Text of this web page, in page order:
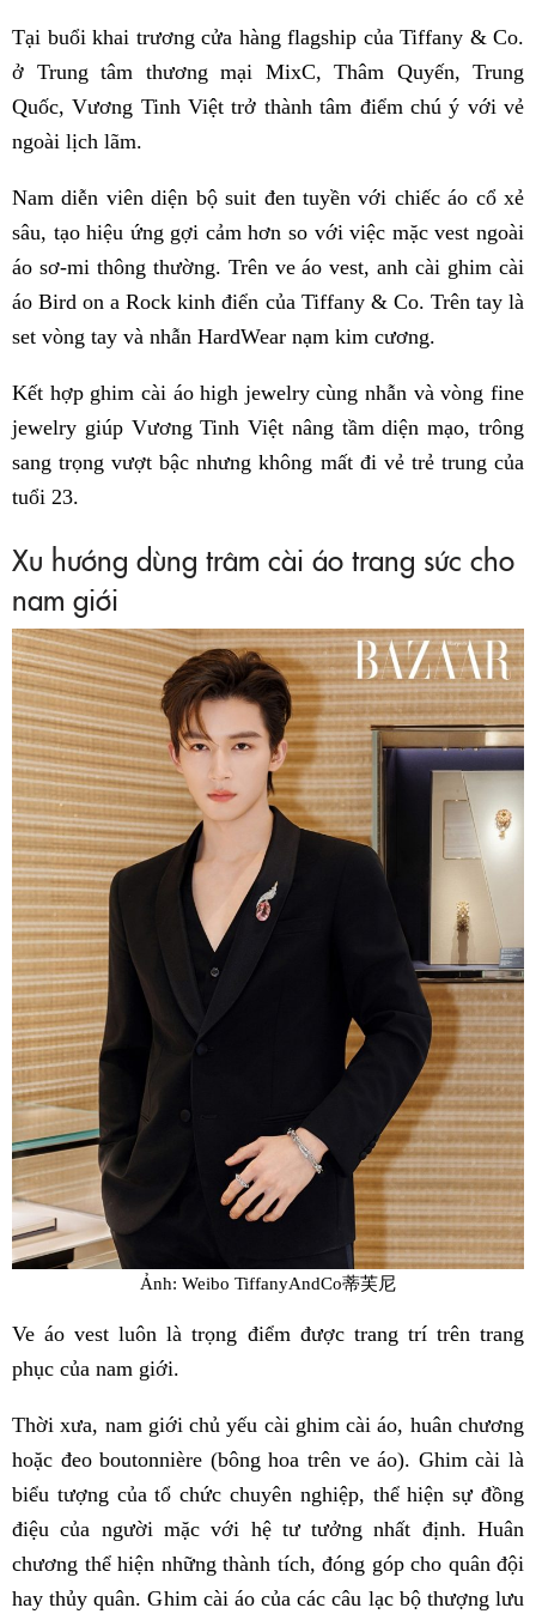
Tại buổi khai trương cửa hàng flagship của Tiffany & Co.
ở Trung tâm thương mại MixC, Thâm Quyến, Trung
Quốc, Vương Tinh Việt trở thành tâm điểm chú ý với vẻ
ngoài lịch lãm.
Nam diễn viên diện bộ suit đen tuyền với chiếc áo cổ xẻ
sâu, tạo hiệu ứng gợi cảm hơn so với việc mặc vest ngoài
áo sơ-mi thông thường. Trên ve áo vest, anh cài ghim cài
áo Bird on a Rock kinh điển của Tiffany & Co. Trên tay là
set vòng tay và nhẫn HardWear nạm kim cương.
Kết hợp ghim cài áo high jewelry cùng nhẫn và vòng fine
jewelry giúp Vương Tinh Việt nâng tầm diện mạo, trông
sang trọng vượt bậc nhưng không mất đi vẻ trẻ trung của
tuổi 23.
Xu hướng dùng trâm cài áo trang sức cho
nam giới
Ảnh: Weibo TiffanyAndCo蒂芙尼
Ve áo vest luôn là trọng điểm được trang trí trên trang
phục của nam giới.
Thời xưa, nam giới chủ yếu cài ghim cài áo, huân chương
hoặc đeo boutonnière (bông hoa trên ve áo). Ghim cài là
biểu tượng của tổ chức chuyên nghiệp, thể hiện sự đồng
điệu của người mặc với hệ tư tưởng nhất định. Huân
chương thể hiện những thành tích, đóng góp cho quân đội
hay thủy quân. Ghim cài áo của các câu lạc bộ thượng lưu